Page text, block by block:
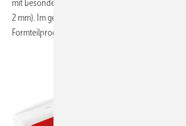
mit besonders abgerundeten Kanten versehen
2 mm). Im gefliesten Bereich wird das z. B.
Formteilprogramm von Villeroy & Boch.